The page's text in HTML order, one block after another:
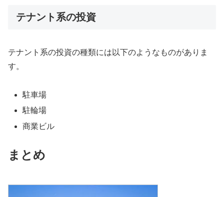
テナント系の投資
テナント系の投資の種類には以下のようなものがありま
す。
駐車場
駐輪場
商業ビル
まとめ